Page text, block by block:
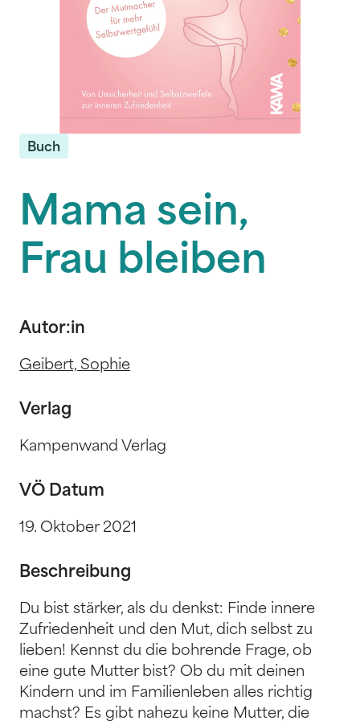
Buch
Mama sein,
Frau bleiben
Autor:in
Geibert, Sophie
Verlag
Kampenwand Verlag
VÖ Datum
19. Oktober 2021
Beschreibung
Du bist stärker, als du denkst: Finde innere
Zufriedenheit und den Mut, dich selbst zu
lieben! Kennst du die bohrende Frage, ob
eine gute Mutter bist? Ob du mit deinen
Kindern und im Familienleben alles richtig
machst? Es gibt nahezu keine Mutter, die